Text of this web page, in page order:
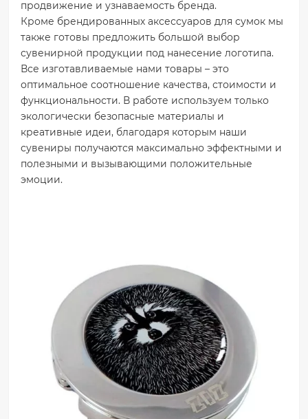
продвижение и узнаваемость бренда.
Кроме брендированных аксессуаров для сумок мы
также готовы предложить большой выбор
сувенирной продукции под нанесение логотипа.
Все изготавливаемые нами товары – это
оптимальное соотношение качества, стоимости и
функциональности. В работе используем только
экологически безопасные материалы и
креативные идеи, благодаря которым наши
сувениры получаются максимально эффектными и
полезными и вызывающими положительные
эмоции.